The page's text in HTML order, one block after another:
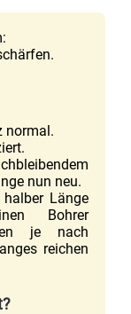
normal.
nun neu.
Länge
Bohrer
je nach
reichen